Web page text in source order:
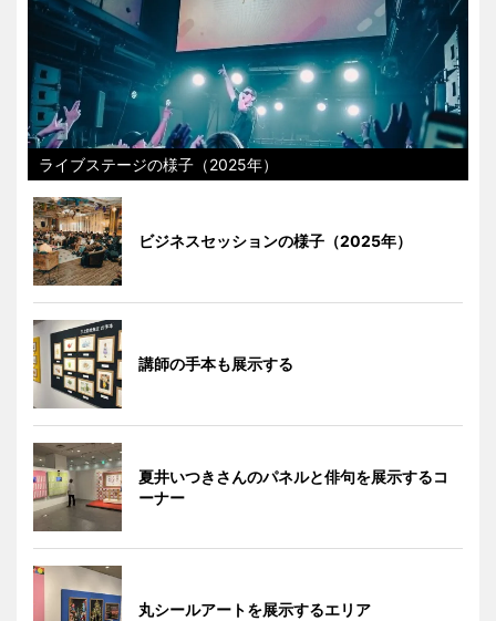
ライブステージの様子（2025年）
ビジネスセッションの様子（2025年）
講師の手本も展示する
夏井いつきさんのパネルと俳句を展示するコ
ーナー
丸シールアートを展示するエリア